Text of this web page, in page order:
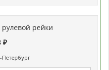
рейки
₽
Петербург